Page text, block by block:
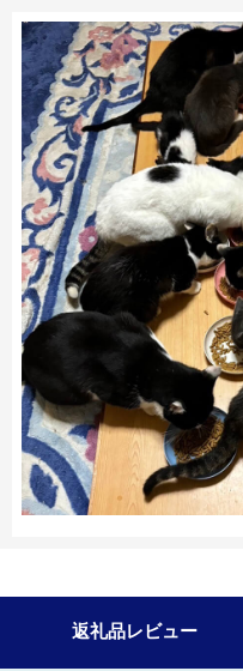
返礼品レビュー